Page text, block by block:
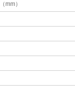
mm）